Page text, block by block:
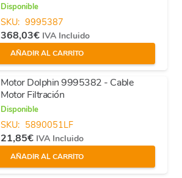
Disponible
SKU: 9995387
368,03€ IVA Incluido
AÑADIR AL CARRITO
Motor Dolphin 9995382 - Cable
Motor Filtración
Disponible
SKU: 5890051LF
21,85€ IVA Incluido
AÑADIR AL CARRITO